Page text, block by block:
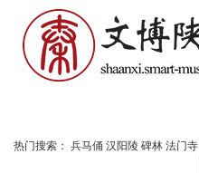
热门搜索： 兵马俑 汉阳陵 碑林 法门寺
陵陪葬坑